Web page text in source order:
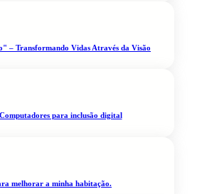
– Transformando Vidas Através da Visão
para inclusão digital
melhorar a minha habitação.